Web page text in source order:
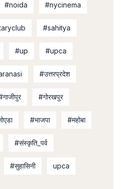
#noida #nycinema
#sahitya
#up #upca
#उत्तरप्रदेश
#गोरखपुर
#भाजपा #महोबा
#संस्कृति_पर्व
#सुहासिनी upca